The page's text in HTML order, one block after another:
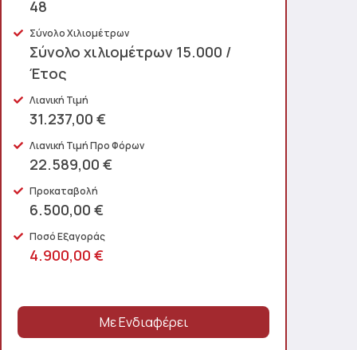
48
Σύνολο Χιλιομέτρων
Σύνολο χιλιομέτρων 15.000 /
Έτος
Λιανική Τιμή
31.237,00 €
Λιανική Τιμή Προ Φόρων
22.589,00 €
Προκαταβολή
6.500,00 €
Ποσό Εξαγοράς
4.900,00 €